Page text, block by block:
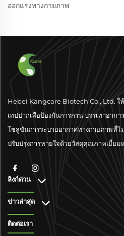
ออกแรงทางกายภาพ
Hebei Kangcare Biotech Co., Ltd. ใ
เทปปากเพื่อป้องกันการกรน บรรเทาอา
โซลูชันการระบายอากาศทางกายภาพที่ไ
ปรับปรุงการหายใจด้วยวัสดุคุณภาพเยี่ย
ลิงก์ด่วน
ข่าวล่าสุด
ติดต่อเรา